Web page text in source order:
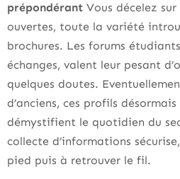
prépondérant Vous décelez
ouvertes, toute la variété
brochures. Les forums
échanges, valent leur pesant
quelques doutes.
d’anciens, ces profils
démystifient le quotidien du
collecte d’informations
pied puis à retrouver le fil.